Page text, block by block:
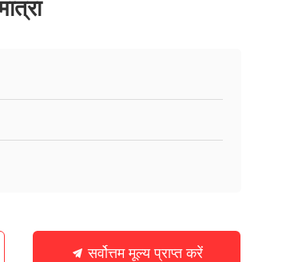
सर्वोत्तम मूल्य प्राप्त करें